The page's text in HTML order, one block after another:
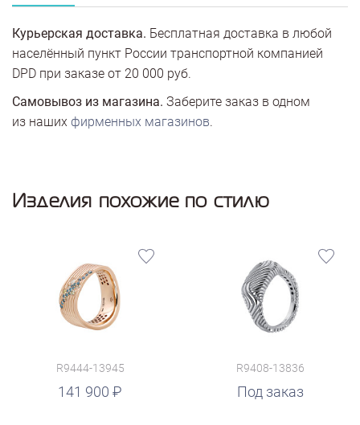
Курьерская доставка. Бесплатная доставка в любой
населённый пункт России транспортной компанией
DPD при заказе от 20 000 руб.
Самовывоз из магазина. Заберите заказ в одном
из наших фирменных магазинов.
Изделия похожие по стилю
R9444-13945
141 900
R9408-13836
Под заказ